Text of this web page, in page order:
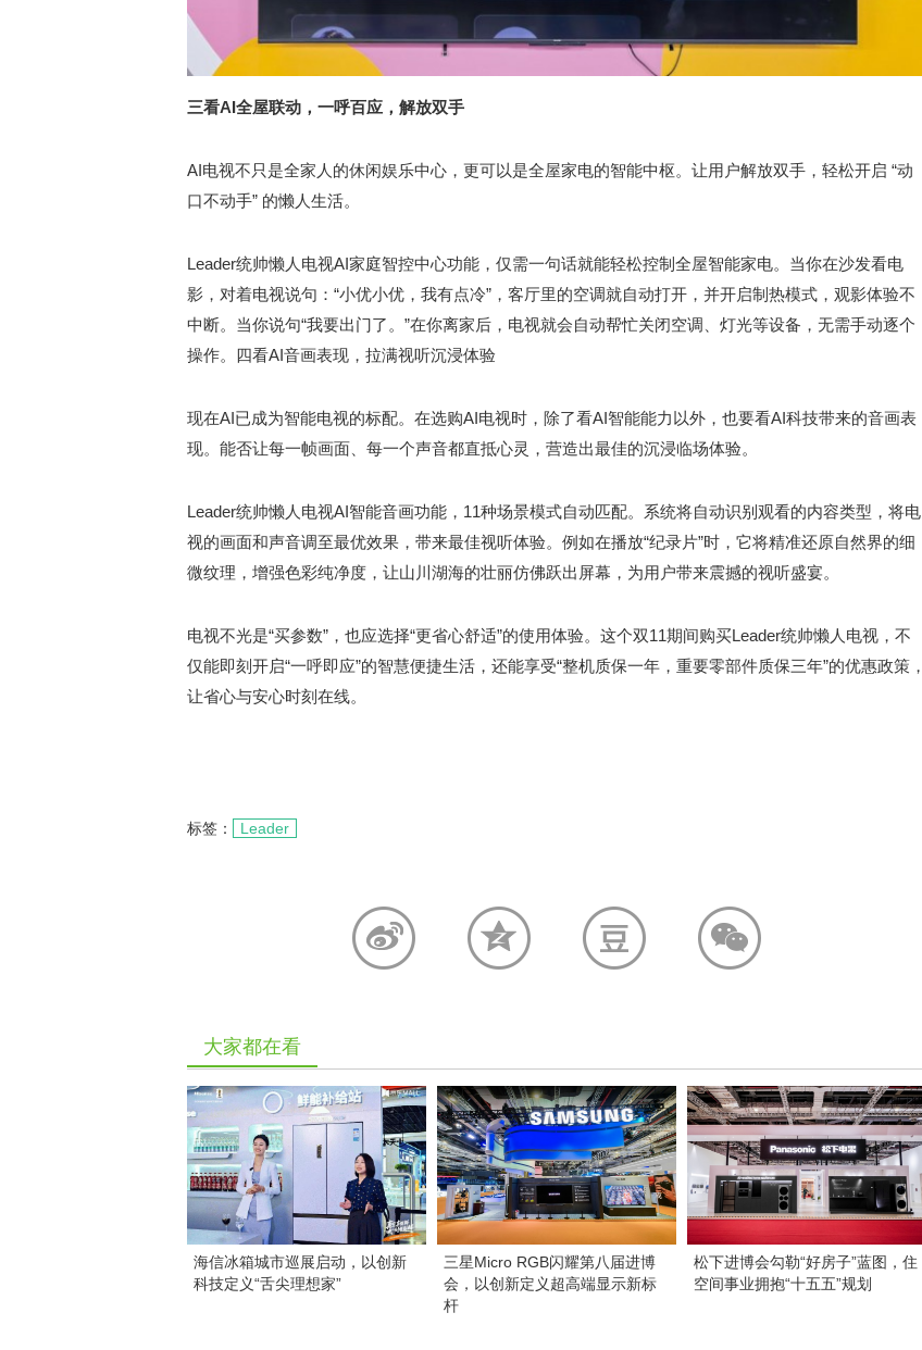
三看AI全屋联动，一呼百应，解放双手
AI电视不只是全家人的休闲娱乐中心，更可以是全屋家电的智能中枢。让用户解放双手，轻松开启 “动
口不动手” 的懒人生活。
Leader统帅懒人电视AI家庭智控中心功能，仅需一句话就能轻松控制全屋智能家电。当你在沙发看电
影，对着电视说句：“小优小优，我有点冷”，客厅里的空调就自动打开，并开启制热模式，观影体验不
中断。当你说句“我要出门了。”在你离家后，电视就会自动帮忙关闭空调、灯光等设备，无需手动逐个
操作。四看AI音画表现，拉满视听沉浸体验
现在AI已成为智能电视的标配。在选购AI电视时，除了看AI智能能力以外，也要看AI科技带来的音画表
现。能否让每一帧画面、每一个声音都直抵心灵，营造出最佳的沉浸临场体验。
Leader统帅懒人电视AI智能音画功能，11种场景模式自动匹配。系统将自动识别观看的内容类型，将电
视的画面和声音调至最优效果，带来最佳视听体验。例如在播放“纪录片”时，它将精准还原自然界的细
微纹理，增强色彩纯净度，让山川湖海的壮丽仿佛跃出屏幕，为用户带来震撼的视听盛宴。
电视不光是“买参数”，也应选择“更省心舒适”的使用体验。这个双11期间购买Leader统帅懒人电视，不
仅能即刻开启“一呼即应”的智慧便捷生活，还能享受“整机质保一年，重要零部件质保三年”的优惠政策，
让省心与安心时刻在线。
标签： Leader
大家都在看
海信冰箱城市巡展启动，以创新
科技定义“舌尖理想家”
三星Micro RGB闪耀第八届进博
会，以创新定义超高端显示新标
杆
松下进博会勾勒“好房子”蓝图，住
空间事业拥抱“十五五”规划